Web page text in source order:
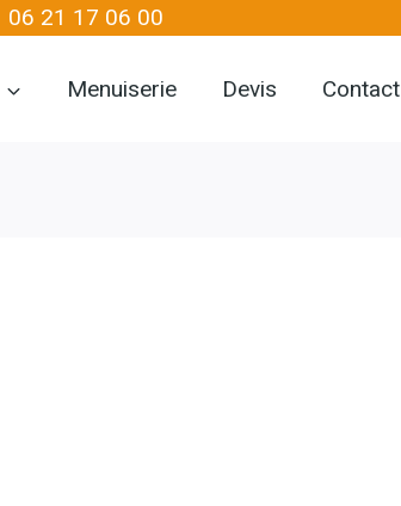
06 21 17 06 00
Menuiserie Devis Contact